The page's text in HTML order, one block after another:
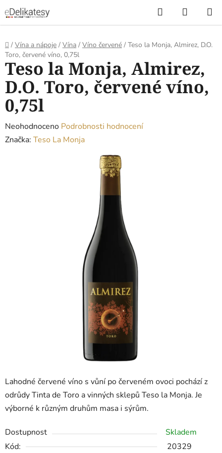
na
obsah
Hledat
KOŠÍK
Domů
/ Vína a nápoje / Vína / Víno červené / Teso la Monja, Almirez, D.O.
Toro, červené víno, 0,75l
Lahodné červené víno s vůní po červeném ovoci pochází z
odrůdy Tinta de Toro a vinných sklepů Teso la Monja. Je
výborné k různým druhům masa i sýrům.
Dostupnost
Skladem
Kód:
20329
Teso la Monja, Almirez,
D.O. Toro, červené víno,
0,75l
Průměrné
hodnocení
Neohodnoceno Podrobnosti hodnocení
Značka: Teso La Monja